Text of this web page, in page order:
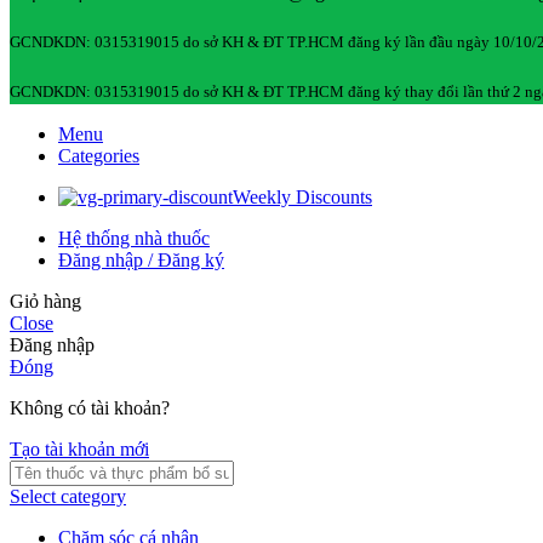
GCNDKDN: 0315319015 do sở KH & ĐT TP.HCM đăng ký lần đầu ngày 10/10/
GCNDKDN: 0315319015 do sở KH & ĐT TP.HCM đăng ký thay đổi lần thứ 2
Menu
Categories
Weekly Discounts
Hệ thống nhà thuốc
Đăng nhập / Đăng ký
Giỏ hàng
Close
Đăng nhập
Đóng
Không có tài khoản?
Tạo tài khoản mới
Select category
Chăm sóc cá nhân